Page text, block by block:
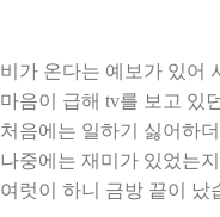
비가 온다는 예보가 있어
마음이 급해 tv를 보고 있
처음에는 일하기 싫어하더
나중에는 재미가 있었는
여럿이 하니 금방 끝이 났